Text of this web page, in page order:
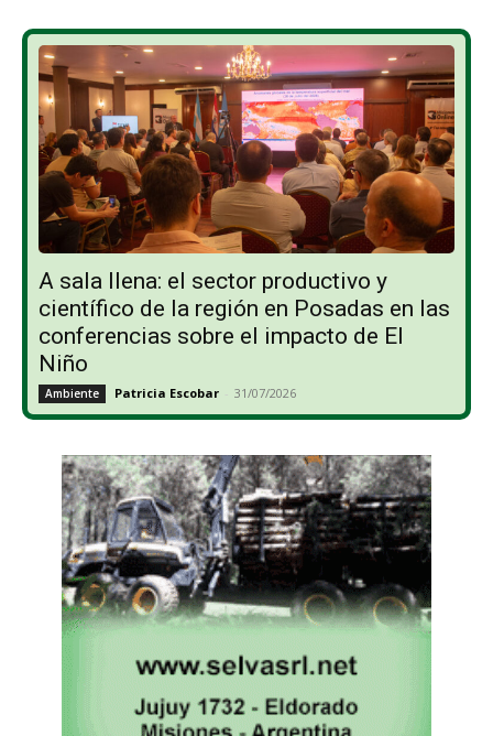
A sala llena: el sector productivo y
científico de la región en Posadas en las
conferencias sobre el impacto de El
Niño
Ambiente Patricia Escobar - 31/07/2026